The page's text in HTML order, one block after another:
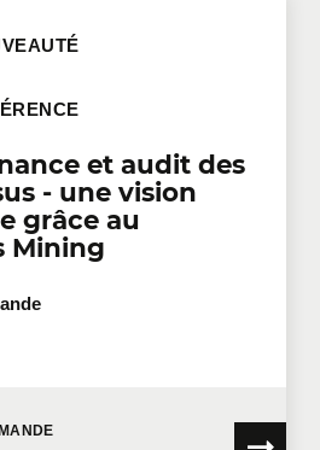
et audit des
- une vision
grâce au
Mining